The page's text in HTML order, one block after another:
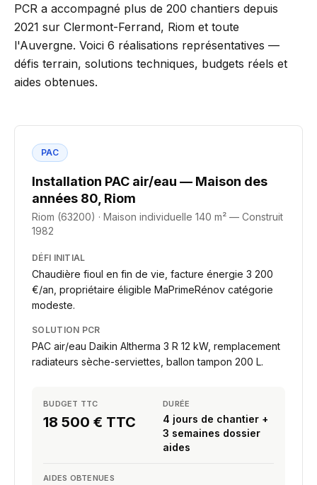
PCR a accompagné plus de 200 chantiers depuis
2021 sur Clermont-Ferrand, Riom et toute
l'Auvergne. Voici 6 réalisations représentatives —
défis terrain, solutions techniques, budgets réels et
aides obtenues.
PAC
Installation PAC air/eau — Maison des
années 80, Riom
Riom (63200) · Maison individuelle 140 m² — Construit
1982
DÉFI INITIAL
Chaudière fioul en fin de vie, facture énergie 3 200
€/an, propriétaire éligible MaPrimeRénov catégorie
modeste.
SOLUTION PCR
PAC air/eau Daikin Altherma 3 R 12 kW, remplacement
radiateurs sèche-serviettes, ballon tampon 200 L.
BUDGET TTC
18 500 € TTC
DURÉE
4 jours de chantier +
3 semaines dossier
aides
AIDES OBTENUES